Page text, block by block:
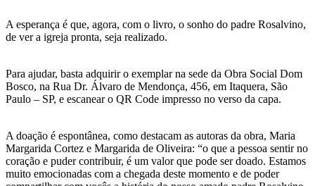
A esperança é que, agora, com o livro, o sonho do padre Rosalvino,
de ver a igreja pronta, seja realizado.
Para ajudar, basta adquirir o exemplar na sede da Obra Social Dom
Bosco, na Rua Dr. Álvaro de Mendonça, 456, em Itaquera, São
Paulo – SP, e escanear o QR Code impresso no verso da capa.
A doação é espontânea, como destacam as autoras da obra, Maria
Margarida Cortez e Margarida de Oliveira: “o que a pessoa sentir no
coração e puder contribuir, é um valor que pode ser doado. Estamos
muito emocionadas com a chegada deste momento e de poder